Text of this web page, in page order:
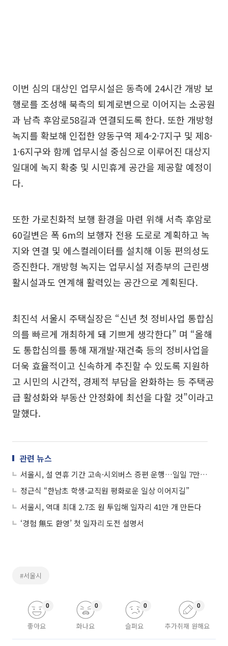
이번 심의 대상인 업무시설은 동측에 24시간 개방 보
행로를 조성해 북측의 퇴계로변으로 이어지는 소공원
과 남측 후암로58길과 연결되도록 한다. 또한 개방형
녹지를 확보해 인접한 양동구역 제4-2·7지구 및 제8-
1·6지구와 함께 업무시설 중심으로 이루어진 대상지
일대에 녹지 확충 및 시민휴게 공간을 제공할 예정이
다.
또한 가로친화적 보행 환경을 마련 위해 서측 후암로
60길변은 폭 6m의 보행자 전용 도로로 계획하고 녹
지와 연결 및 에스컬레이터를 설치해 이동 편의성도
증진한다. 개방형 녹지는 업무시설 저층부의 근린생
활시설과도 연계해 활력있는 공간으로 계획된다.
최진석 서울시 주택실장은 “신년 첫 정비사업 통합심
의를 빠르게 개최하게 돼 기쁘게 생각한다” 며 “올해
도 통합심의를 통해 재개발·재건축 등의 정비사업을
더욱 효율적이고 신속하게 추진할 수 있도록 지원하
고 시민의 시간적, 경제적 부담을 완화하는 등 주택공
급 활성화와 부동산 안정화에 최선을 다할 것”이라고
말했다.
관련 뉴스
서울시, 설 연휴 기간 고속·시외버스 증편 운행…일일 7만7천명 수송
정근식 “한남초 학생·교직원 평화로운 일상 이어지길”
서울시, 역대 최대 2.7조 원 투입해 일자리 41만 개 만든다
‘경험 無도 환영’ 첫 일자리 도전 설명서
#서울시
좋아요
0
화나요
0
슬퍼요
0
추가취재 원해요
0